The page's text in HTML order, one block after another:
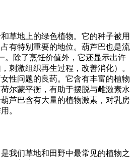
草地上的绿色植物。它的种子被用
有特别重要的地位。葫芦巴也是流
。除了烹饪价值外，它还显示出许
刺激组织再生过程，改善消化）。
性问题的良药。它含有丰富的植物
尔蒙平衡，有助于摆脱与雌激素水
芦巴含有大量的植物激素，对乳房
。
我们草地和田野中最常见的植物之